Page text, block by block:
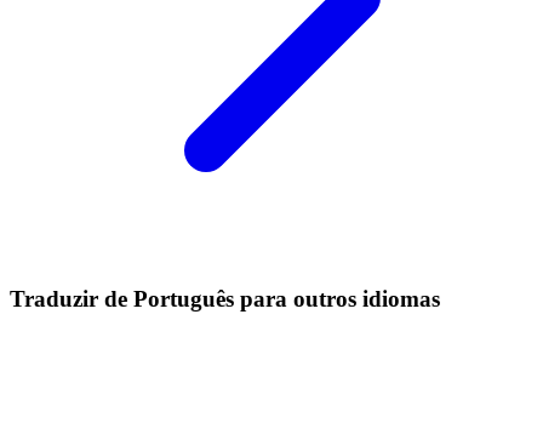
Traduzir de Português para outros idiomas